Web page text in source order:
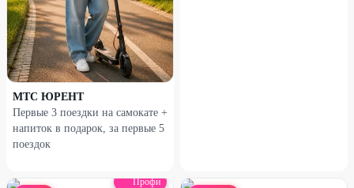
МТС ЮРЕНТ
Первые 3 поездки на самокате +
напиток в подарок, за первые 5
поездок
Профи